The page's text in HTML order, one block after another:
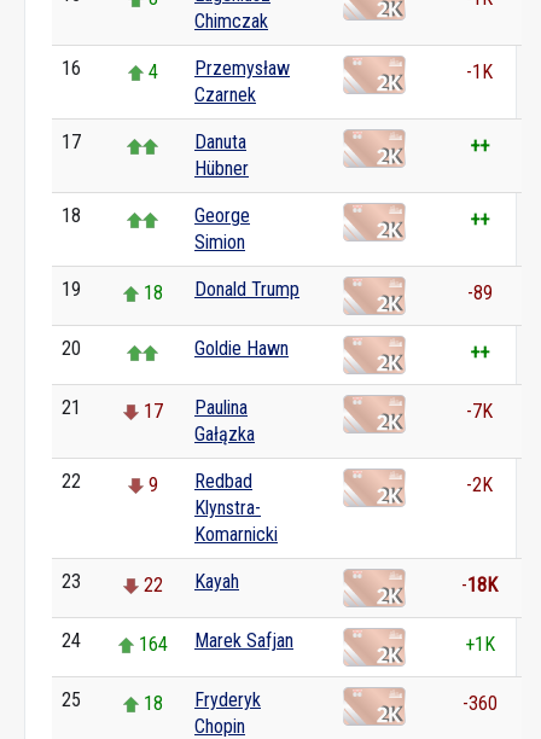
Chimczak
16 4
Przemysław
Czarnek
-1K
17
Danuta
Hübner
++
18
George
Simion
++
19 18 Donald Trump -89
20 Goldie Hawn ++
21 17
Paulina
Gałązka
-7K
22 9
Redbad
Klynstra-
Komarnicki
-2K
23 22 Kayah -18K
24 164 Marek Safjan +1K
25 18
Fryderyk
Chopin
-360